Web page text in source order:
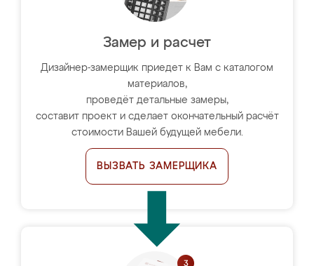
Замер и расчет
Дизайнер-замерщик приедет к Вам с каталогом
материалов,
проведёт детальные замеры,
составит проект и сделает окончательный расчёт
стоимости Вашей будущей мебели.
ВЫЗВАТЬ ЗАМЕРЩИКА